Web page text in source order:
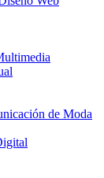
de Moda